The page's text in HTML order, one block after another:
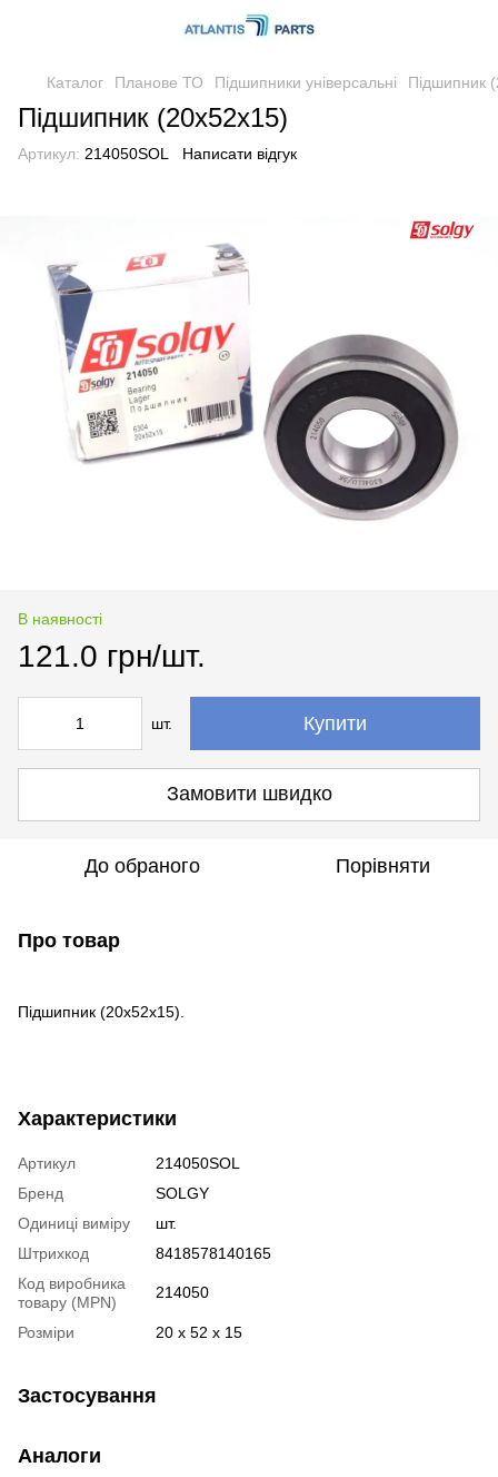
Каталог Планове ТО Підшипники універсальні Підшипник
Підшипник (20x52x15)
Артикул: 214050SOL Написати відгук
В наявності
121.0 грн/шт.
шт. Купити
Замовити швидко
До обраного Порівняти
Про товар
Підшипник (20x52x15).
Характеристики
Артикул
214050SOL
Бренд
SOLGY
Одиниці виміру
шт.
Штрихкод
8418578140165
Код виробника
товару (MPN)
214050
Розміри 20 x 52 x 15
Застосування
Аналоги